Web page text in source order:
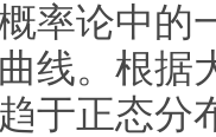
率论中的
线。根据
于正态分